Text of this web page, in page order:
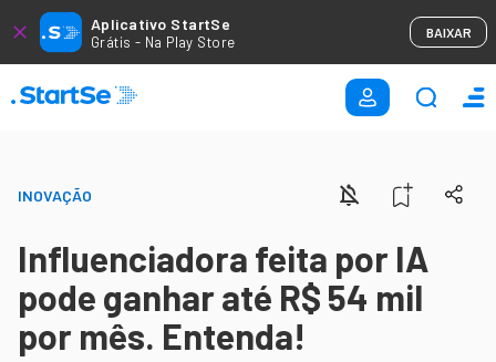
Aplicativo StartSe
Grátis - Na Play Store
BAIXAR
INOVAÇÃO
Influenciadora feita por IA
pode ganhar até R$ 54 mil
por mês. Entenda!